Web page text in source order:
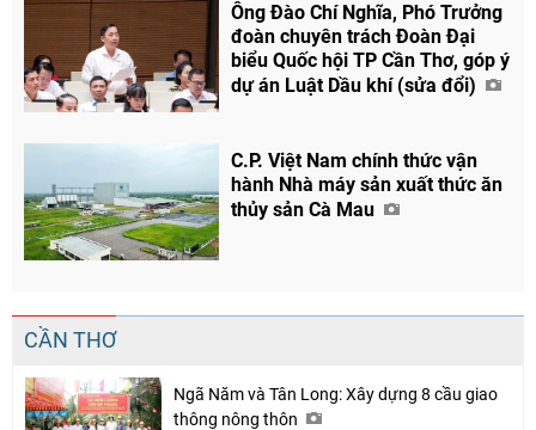
Ông Đào Chí Nghĩa, Phó Trưởng
đoàn chuyên trách Đoàn Đại
biểu Quốc hội TP Cần Thơ, góp ý
dự án Luật Dầu khí (sửa đổi)
C.P. Việt Nam chính thức vận
hành Nhà máy sản xuất thức ăn
thủy sản Cà Mau
CẦN THƠ
Ngã Năm và Tân Long: Xây dựng 8 cầu giao
thông nông thôn